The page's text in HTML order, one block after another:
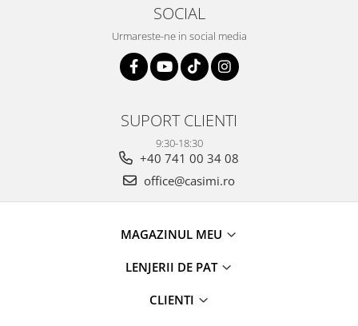
SOCIAL
Urmareste-ne in social media
SUPORT CLIENTI
9:30-18:30
+40 741 00 34 08
office@casimi.ro
MAGAZINUL MEU
LENJERII DE PAT
CLIENTI